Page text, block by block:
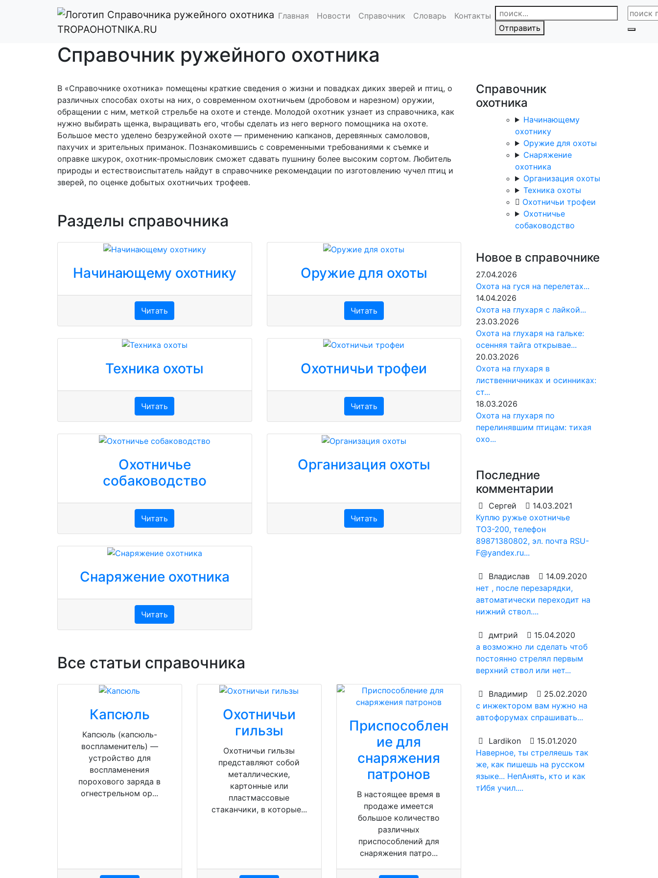
TROPAOHOTNIKA.RU
Главная Новости Справочник Словарь
Контакты
Отправить
Главная Справочник ружейного охотника
Справочник ружейного охотника
В «Справочнике охотника» помещены краткие сведения о жизни и повадках диких зверей и птиц, о
различных способах охоты на них, о современном охотничьем (дробовом и нарезном) оружии,
обращении с ним, меткой стрельбе на охоте и стенде. Молодой охотник узнает из справочника, как
нужно выбирать щенка, выращивать его, чтобы сделать из него верного помощника на охоте.
Большое место уделено безружейной охоте — применению капканов, деревянных самоловов,
пахучих и зрительных приманок. Познакомившись с современными требованиями к съемке и
оправке шкурок, охотник-промысловик сможет сдавать пушнину более высоким сортом. Любитель
природы и естествоиспытатель найдут в справочнике рекомендации по изготовлению чучел птиц и
зверей, по оценке добытых охотничьих трофеев.
Разделы справочника
Начинающему охотнику
Читать
Оружие для охоты
Читать
Техника охоты
Читать
Охотничьи трофеи
Читать
Охотничье
собаководство
Читать
Организация охоты
Читать
Снаряжение охотника
Читать
Все статьи справочника
Капсюль
Капсюль (капсюль-
воспламенитель) —
устройство для
воспламенения
порохового заряда в
огнестрельном ор...
Охотничьи
гильзы
Охотничьи гильзы
представляют собой
металлические,
картонные или
пластмассовые
стаканчики, в которые...
Приспособлен
ие для
снаряжения
патронов
В настоящее время в
продаже имеется
большое количество
различных
приспособлений для
снаряжения патро...
Справочник
охотника
Начинающему
охотнику
Оружие для охоты
Снаряжение
охотника
Организация охоты
Техника охоты
Охотничьи трофеи
Охотничье
собаководство
Новое в справочнике
27.04.2026
Охота на гуся на перелетах...
14.04.2026
Охота на глухаря с лайкой...
23.03.2026
Охота на глухаря на гальке:
осенняя тайга открывае...
20.03.2026
Охота на глухаря в
лиственничниках и осинниках:
ст...
18.03.2026
Охота на глухаря по
перелинявшим птицам: тихая
охо...
Последние
комментарии
Сергей
14.03.2021
Куплю ружье охотничье
ТОЗ-200, телефон
89871380802, эл. почта RSU-
F@yandex.ru...
Владислав
14.09.2020
нет , после перезарядки,
автоматически переходит на
нижний ствол....
дмтрий
15.04.2020
а возможно ли сделать чтоб
постоянно стрелял первым
верхний ствол или нет...
Владимир
25.02.2020
с инжектором вам нужно на
автофорумах спрашивать...
Lardikon
15.01.2020
Наверное, ты стреляешь так
же, как пишешь на русском
языке... НепАнять, кто и как
тИбя учил....